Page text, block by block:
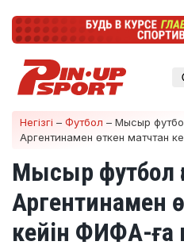
Негізгі – Футбол – Мысыр
Аргентинамен өткен матчтан
Мысыр футбол
Аргентинамен
кейін ФИФА-ға